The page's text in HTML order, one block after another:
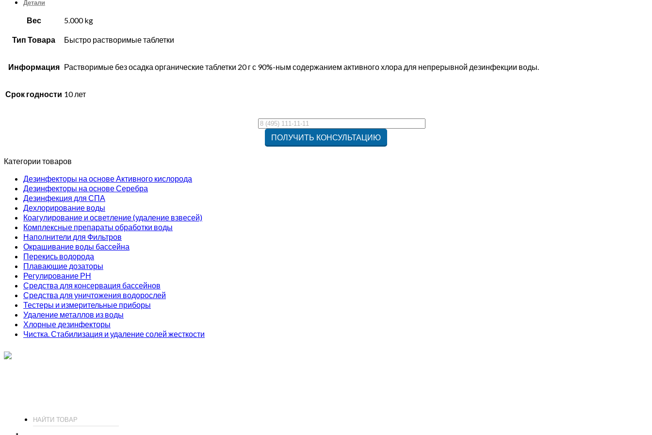
Детали
Вес 5.000 kg
Тип Товара Быстро растворимые таблетки
Информация Растворимые без осадка органические таблетки 20 г с 90%-ным содержанием активного хлора для непрерывной дезинфекции воды.
Срок годности 10 лет
Категории товаров
Дезинфекторы на основе Активного кислорода
Дезинфекторы на основе Серебра
Дезинфекция для СПА
Дехлорирование воды
Коагулирование и осветление (удаление взвесей)
Комплексные препараты обработки воды
Наполнители для Фильтров
Окрашивание воды бассейна
Перекись водорода
Плавающие дозаторы
Регулирование РН
Средства для консервация бассейнов
Средства для уничтожения водорослей
Тестеры и измерительные приборы
Удаление металлов из воды
Хлорные дезинфекторы
Чистка. Стабилизация и удаление солей жесткости